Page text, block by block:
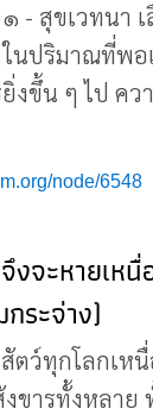
- สุขเวทนา
นปริมาณที่พอ
งขึ้น ๆ ไป คว
node/6548
งจะหายเห
ระจ่าง)
ตว์ทุกโลกเห
ขารทั้งหลาย